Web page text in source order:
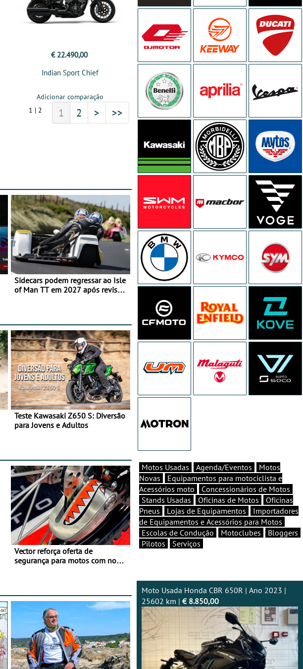
€ 22.490,00
Indian Sport Chief
Adicionar comparação
1 | 2
1 2 > >>
Sidecars podem regressar ao Isle
of Man TT em 2027 após revisão
Teste Kawasaki Z650 S: Diversão
para Jovens e Adultos
Vector reforça oferta de
segurança para motos com nova
Motos Usadas Agenda/Eventos
Motos
Novas
Equipamentos para motociclista e
Acessórios moto
Concessionários de Motos
Stands Usadas
Oficinas de Motos
Oficinas
Pneus
Lojas de Equipamentos
Importadores
de Equipamentos e Acessórios para Motos
Escolas de Condução
Motoclubes
Bloggers
Pilotos
Serviços
Moto Usada Honda CBR 650R | Ano 2023 |
25602 km | € 8.850,00